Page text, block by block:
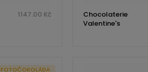
1147.00 Kč
Chocolaterie
Valentine's
FOTOČOKOLÁDA